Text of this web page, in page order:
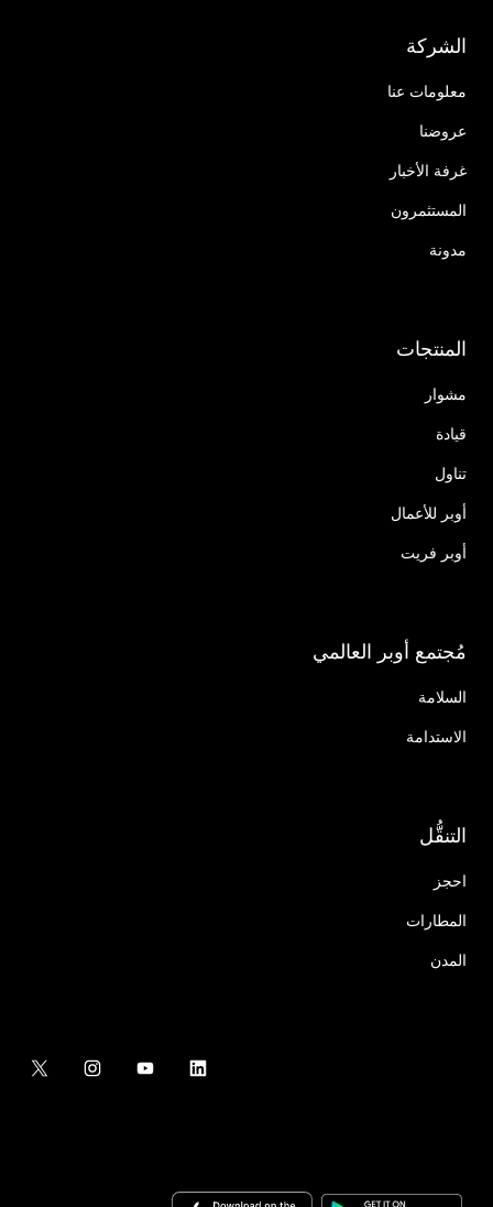
الشركة
معلومات عنا
عروضنا
غرفة الأخبار
المستثمرون
مدونة
المنتجات
مشوار
قيادة
تناول
أوبر للأعمال
أوبر فريت
مُجتمع أوبر العالمي
السلامة
الاستدامة
التنقُّل
احجز
المطارات
المدن